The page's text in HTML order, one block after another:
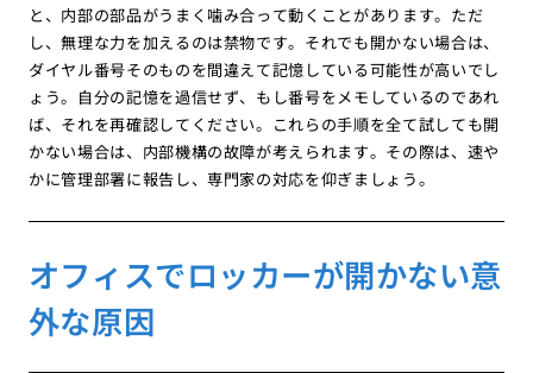
と、内部の部品がうまく噛み合って動くことがあります。ただ
し、無理な力を加えるのは禁物です。それでも開かない場合は、
ダイヤル番号そのものを間違えて記憶している可能性が高いでし
ょう。自分の記憶を過信せず、もし番号をメモしているのであれ
ば、それを再確認してください。これらの手順を全て試しても開
かない場合は、内部機構の故障が考えられます。その際は、速や
かに管理部署に報告し、専門家の対応を仰ぎましょう。
オフィスでロッカーが開かない意
外な原因